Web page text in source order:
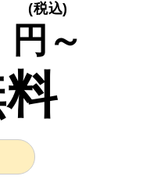
円～
(税込)